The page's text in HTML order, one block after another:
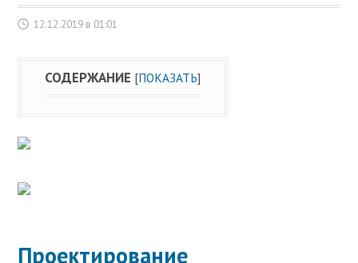
12.12.2019 в 01:01
СОДЕРЖАНИЕ [ПОКАЗАТЬ]
Проектирование